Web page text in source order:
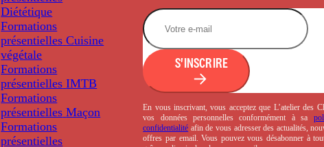
Diététique
Formations
présentielles Cuisine
végétale
Formations
présentielles IMTB
Formations
présentielles Maçon
Formations
présentielles
S'INSCRIRE
En vous inscrivant, vous acceptez que L’atelier des
vos données personnelles conformément à sa
confidentialité afin de vous adresser des actualités,
offres par email. Vous pouvez vous désabonner à